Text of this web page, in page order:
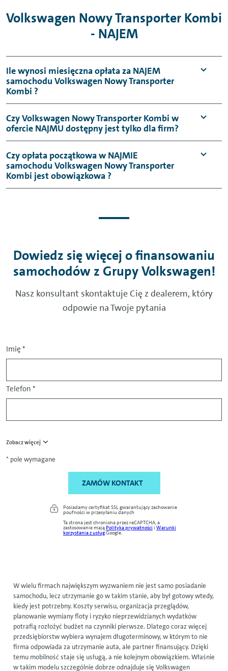
Volkswagen Nowy Transporter Kombi
- NAJEM
Ile wynosi miesięczna opłata za NAJEM
samochodu Volkswagen Nowy Transporter
Kombi ?
Czy Volkswagen Nowy Transporter Kombi w
ofercie NAJMU dostępny jest tylko dla firm?
Czy opłata początkowa w NAJMIE
samochodu Volkswagen Nowy Transporter
Kombi jest obowiązkowa ?
Dowiedz się więcej o finansowaniu
samochodów z Grupy Volkswagen!
Nasz konsultant skontaktuje Cię z dealerem, który
odpowie na Twoje pytania
Imię *
Telefon *
Zobacz więcej
* pole wymagane
ZAMÓW KONTAKT
Posiadamy certyfikat SSL gwarantujący zachowanie
poufności w przesyłaniu danych
Ta strona jest chroniona przez reCAPTCHA, a
zastosowanie mająPolityka prywatności iWarunki
korzystania z usługGoogle.
W wielu firmach największym wyzwaniem nie jest samo posiadanie
samochodu, lecz utrzymanie go w takim stanie, aby był gotowy wtedy,
kiedy jest potrzebny. Koszty serwisu, organizacja przeglądów,
planowanie wymiany floty i ryzyko nieprzewidzianych wydatków
potrafią rozłożyć budżet na czynniki pierwsze. Dlatego coraz więcej
przedsiębiorstw wybiera wynajem długoterminowy, w którym to nie
firma odpowiada za utrzymanie auta, ale partner finansujący. Dzięki
temu mobilność staje się usługą, a nie kolejnym obowiązkiem. Właśnie
w takim modelu szczególnie dobrze odnajduje się Volkswagen